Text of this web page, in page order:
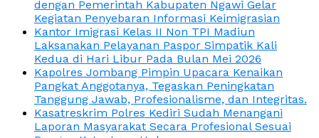
dengan Pemerintah Kabupaten Ngawi Gelar
Kegiatan Penyebaran Informasi Keimigrasian
Kantor Imigrasi Kelas II Non TPI Madiun
Laksanakan Pelayanan Paspor Simpatik Kali
Kedua di Hari Libur Pada Bulan Mei 2026
Kapolres Jombang Pimpin Upacara Kenaikan
Pangkat Anggotanya, Tegaskan Peningkatan
Tanggung Jawab, Profesionalisme, dan Integritas.
Kasatreskrim Polres Kediri Sudah Menangani
Laporan Masyarakat Secara Profesional Sesuai